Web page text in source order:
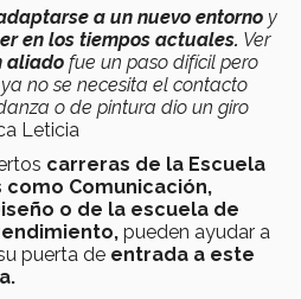
a un nuevo entorno y
en los tiempos actuales. Ver
aliado fue un paso difícil pero
a no se necesita el contacto
o de pintura dio un giro
Leticia
carreras de la Escuela
como Comunicación,
o de la escuela de
pueden ayudar a
puerta de entrada a este